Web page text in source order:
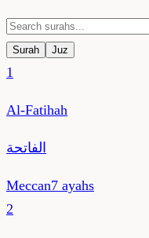
Surah Juz
1
Al-Fatihah
الفاتحة
Meccan7 ayahs
2